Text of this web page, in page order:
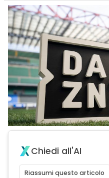
Chiedi all'AI
Riassumi questo articolo